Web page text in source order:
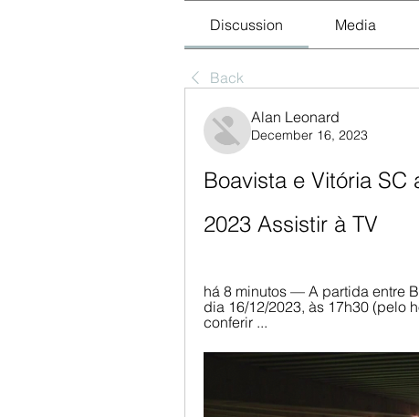
Discussion Media
Back
Alan Leonard
December 16, 2023
Boavista e Vitória
2023 Assistir à TV
há 8 minutos — A partida entre
dia 16/12/2023, às 17h30 (pelo
conferir ...